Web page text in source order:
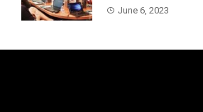
June 6, 2023